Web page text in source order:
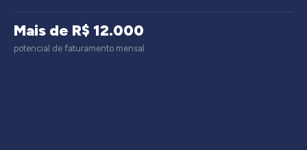
Mais de R$ 12.000
potencial de faturamento mensal